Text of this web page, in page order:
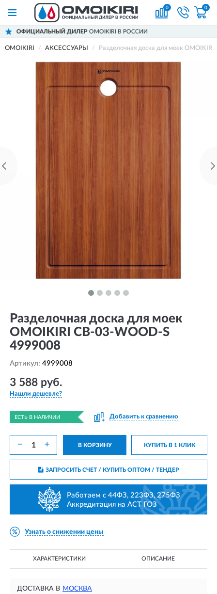
0 0
OMOIKIRI В РОССИИ
OMOIKIRI АКСЕССУАРЫ Разделочная доска для моек
Разделочная доска для моек
OMOIKIRI CB-03-WOOD-S
4999008
Артикул: 4999008
3 588 руб.
Нашли дешевле?
ЕСТЬ В НАЛИЧИИ Добавить к сравнению
− + В КОРЗИНУ КУПИТЬ В 1 КЛИК
ЗАПРОСИТЬ СЧЕТ / КУПИТЬ ОПТОМ/ ТЕНДЕР
Работаем с 44ФЗ, 223ФЗ, 275ФЗ
Аккредитация на АСТ ГОЗ
Узнать о снижении цены
ХАРАКТЕРИСТИКИ ОПИСАНИЕ
ДОСТАВКА В МОСКВА